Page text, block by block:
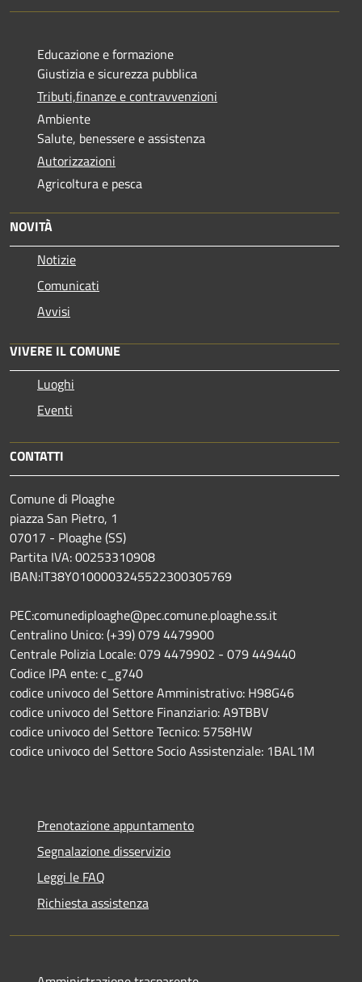
Educazione e formazione
Giustizia e sicurezza pubblica
Tributi,finanze e contravvenzioni
Ambiente
Salute, benessere e assistenza
Autorizzazioni
Agricoltura e pesca
NOVITÀ
Notizie
Comunicati
Avvisi
VIVERE IL COMUNE
Luoghi
Eventi
CONTATTI
Comune di Ploaghe
piazza San Pietro, 1
07017 - Ploaghe (SS)
Partita IVA: 00253310908
IBAN:IT38Y0100003245522300305769
PEC:comunediploaghe@pec.comune.ploaghe.ss.it
Centralino Unico: (+39) 079 4479900
Centrale Polizia Locale: 079 4479902 - 079 449440
Codice IPA ente: c_g740
codice univoco del Settore Amministrativo: H98G46
codice univoco del Settore Finanziario: A9TBBV
codice univoco del Settore Tecnico: 5758HW
codice univoco del Settore Socio Assistenziale: 1BAL1M
Prenotazione appuntamento
Segnalazione disservizio
Leggi le FAQ
Richiesta assistenza